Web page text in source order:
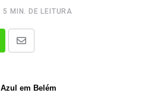
5 MIN. DE LEITURA
Share
em Belém